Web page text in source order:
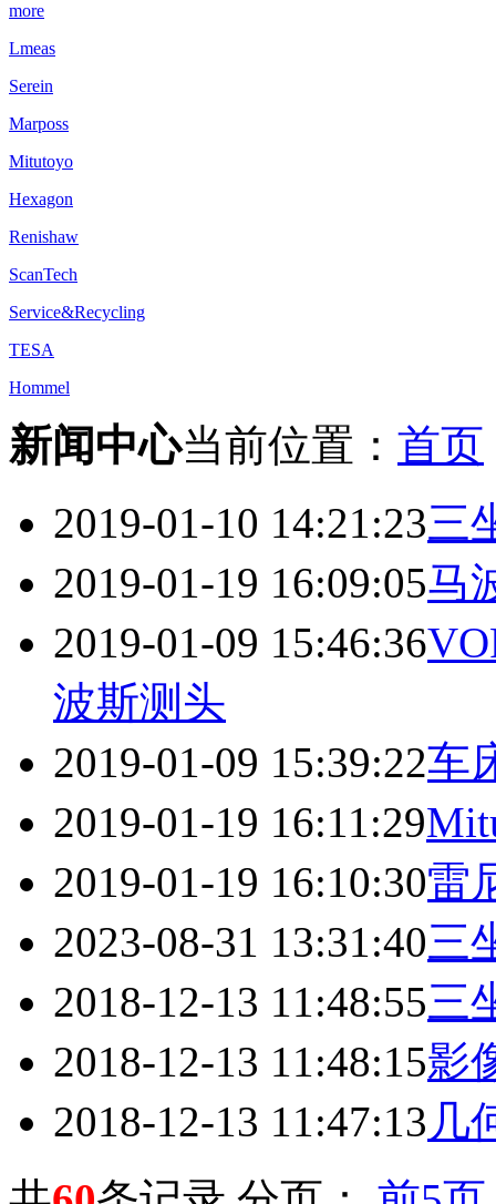
more
Lmeas
Serein
Marposs
Mitutoyo
Hexagon
Renishaw
ScanTech
Service&Recycling
TESA
Hommel
新闻中心当前位置： 首页
2019-01-10 14:21:23三
2019-01-19 16:09:05马
2019-01-09 15:46:36
波斯测头
2019-01-09 15:39:22车
2019-01-19 16:11:29
2019-01-19 16:10:30雷
2023-08-31 13:31:40三
2018-12-13 11:48:55三
2018-12-13 11:48:15影
2018-12-13 11:47:13 几